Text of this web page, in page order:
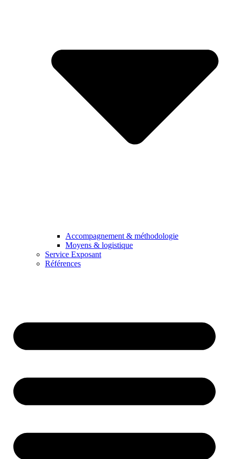
Accompagnement & méthodologie
Moyens & logistique
Service Exposant
Références